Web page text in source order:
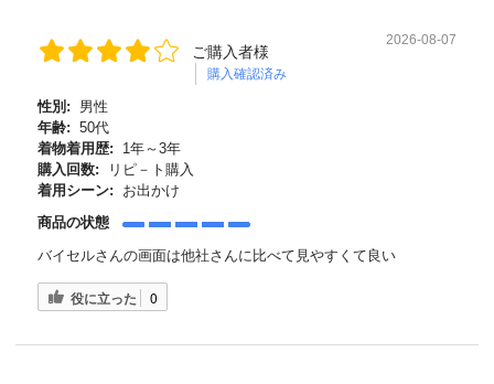
ご購入者様
購入確認済み
2026-08-07
性別:
男性
年齢: 50代
着物着用歴:
1年～3年
購入回数:
リピ－ト購入
着用シーン:
お出かけ
商品の状態
バイセルさんの画面は他社さんに比べて見やすくて良い
役に立った 0